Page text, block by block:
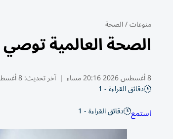
منوعات/الصحة
الصحة العالمية توصي
8 أغسطس 2026 20:16 مساء | آخر تحديث:8 أغسطس 20:18 2026
دقائق القراءة - 1
استمع دقائق القراءة - 1